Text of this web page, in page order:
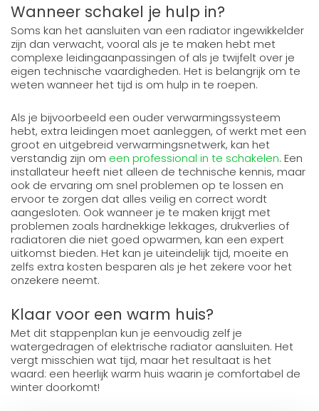
Wanneer schakel je hulp in?
Soms kan het aansluiten van een radiator ingewikkelder
zijn dan verwacht, vooral als je te maken hebt met
complexe leidingaanpassingen of als je twijfelt over je
eigen technische vaardigheden. Het is belangrijk om te
weten wanneer het tijd is om hulp in te roepen.
Als je bijvoorbeeld een ouder verwarmingssysteem
hebt, extra leidingen moet aanleggen, of werkt met een
groot en uitgebreid verwarmingsnetwerk, kan het
verstandig zijn om een professional in te schakelen. Een
installateur heeft niet alleen de technische kennis, maar
ook de ervaring om snel problemen op te lossen en
ervoor te zorgen dat alles veilig en correct wordt
aangesloten. Ook wanneer je te maken krijgt met
problemen zoals hardnekkige lekkages, drukverlies of
radiatoren die niet goed opwarmen, kan een expert
uitkomst bieden. Het kan je uiteindelijk tijd, moeite en
zelfs extra kosten besparen als je het zekere voor het
onzekere neemt.
Klaar voor een warm huis?
Met dit stappenplan kun je eenvoudig zelf je
watergedragen of elektrische radiator aansluiten. Het
vergt misschien wat tijd, maar het resultaat is het
waard: een heerlijk warm huis waarin je comfortabel de
winter doorkomt!